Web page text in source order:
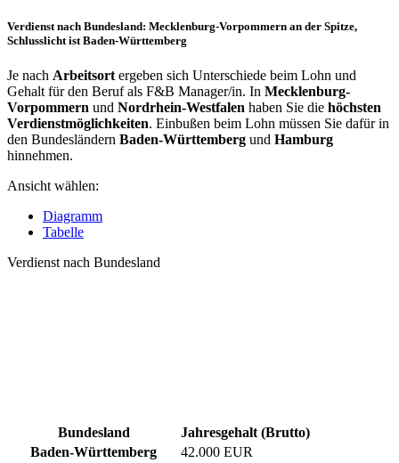
Verdienst nach Bundesland: Mecklenburg-Vorpommern an der Spitze,
Schlusslicht ist Baden-Württemberg
Je nach Arbeitsort ergeben sich Unterschiede beim Lohn und
Gehalt für den Beruf als F&B Manager/in. In Mecklenburg-
Vorpommern und Nordrhein-Westfalen haben Sie die höchsten
Verdienstmöglichkeiten. Einbußen beim Lohn müssen Sie dafür in
den Bundesländern Baden-Württemberg und Hamburg
hinnehmen.
Ansicht wählen:
Diagramm
Tabelle
Verdienst nach Bundesland
Bundesland
Jahresgehalt (Brutto)
Baden-Württemberg
42.000 EUR